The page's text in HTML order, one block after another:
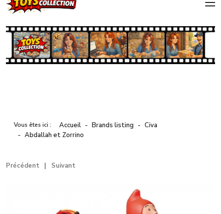
Vous êtes ici : Accueil Brands listing
Civa
Abdallah et Zorrino
Précédent Suivant